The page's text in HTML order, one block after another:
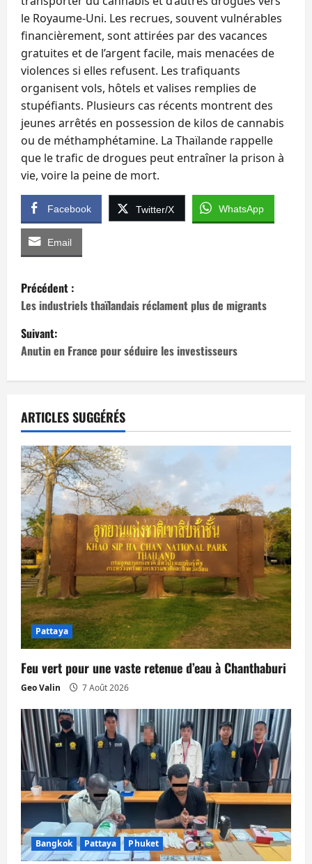
le Royaume‑Uni. Les recrues, souvent vulnérables
financièrement, sont attirées par des vacances
gratuites et de l’argent facile, mais menacées de
violences si elles refusent. Les trafiquants
organisent vols, hôtels et valises remplies de
stupéfiants. Plusieurs cas récents montrent des
jeunes arrêtés en possession de kilos de cannabis
ou de méthamphétamine. La Thaïlande rappelle
que le trafic de drogues peut entraîner la prison à
vie, voire la peine de mort.
Facebook Twitter/X WhatsApp
Email
N
a
v
a
t
i
o
n
d
’
a
r
t
i
c
l
e
Précédent :
Les industriels thaïlandais réclament plus de migrants
Suivant:
Anutin en France pour séduire les investisseurs
ARTICLES SUGGÉRÉS
Pattaya
Feu vert pour une vaste retenue d’eau à Chanthaburi
Geo Valin 7 Août 2026
Bangkok Pattaya Phuket